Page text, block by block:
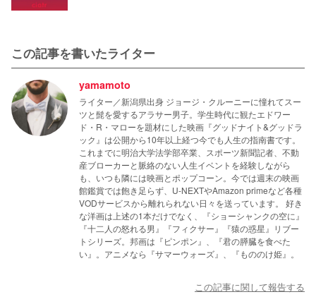
この記事を書いたライター
yamamoto
ライター／新潟県出身 ジョージ・クルーニーに憧れてスー
ツと髭を愛するアラサー男子。学生時代に観たエドワー
ド・R・マローを題材にした映画『グッドナイト&グッドラ
ック』は公開から10年以上経つ今でも人生の指南書です。
これまでに明治大学法学部卒業、スポーツ新聞記者、不動
産ブローカーと脈絡のない人生イベントを経験しながら
も、いつも隣には映画とポップコーン。今では週末の映画
館鑑賞では飽き足らず、U-NEXTやAmazon primeなど各種
VODサービスから離れられない日々を送っています。 好き
な洋画は上述の1本だけでなく、『ショーシャンクの空に』
『十二人の怒れる男』『フィクサー』『猿の惑星』リブー
トシリーズ。邦画は『ピンポン』、『君の膵臓を食べた
い』。アニメなら『サマーウォーズ』、『もののけ姫』。
この記事に関して報告する